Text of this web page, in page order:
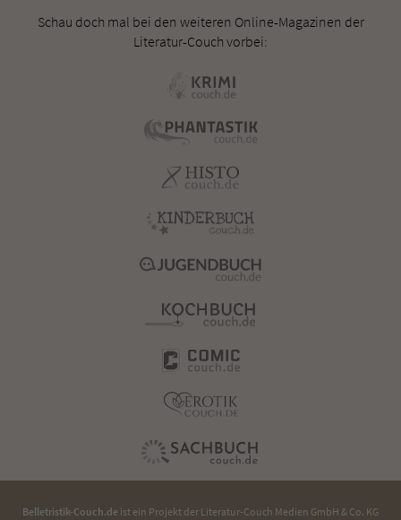
Schau doch mal bei den weiteren Online-Magazinen der
Literatur-Couch vorbei:
Belletristik-Couch.de ist ein Projekt der Literatur-Couch Medien GmbH & Co. KG